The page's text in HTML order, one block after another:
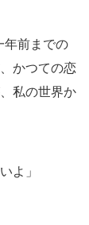
年前までの
かつての恋
私の世界か
よ」